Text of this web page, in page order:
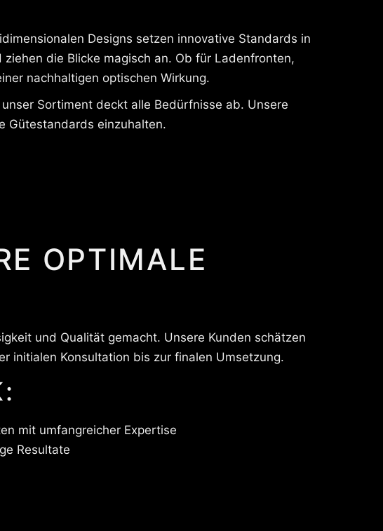
Designs setzen innovative Standards in
die Blicke magisch an. Ob für Ladenfronten,
nachhaltigen optischen Wirkung.
Sortiment deckt alle Bedürfnisse ab. Unsere
Gütestandards einzuhalten.
OPTIMALE
und Qualität gemacht. Unsere Kunden schätzen
initialen Konsultation bis zur finalen Umsetzung.
mit umfangreicher Expertise
Resultate